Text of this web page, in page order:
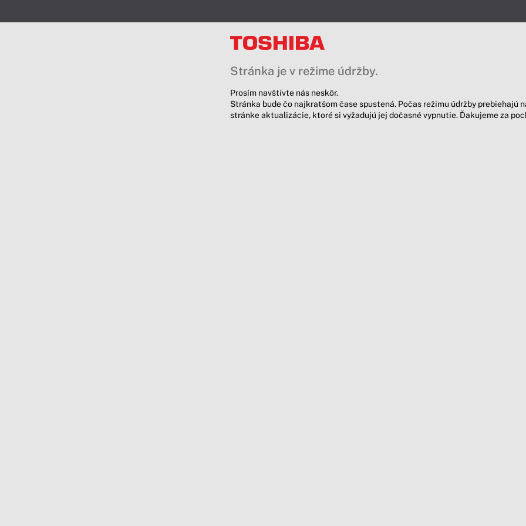
Stránka je v režime údržby.
Prosím navštívte nás neskôr.
Stránka bude čo najkratšom čase spustená. Počas režimu údržby prebiehajú
stránke aktualizácie, ktoré si vyžadujú jej dočasné vypnutie. Ďakujeme za